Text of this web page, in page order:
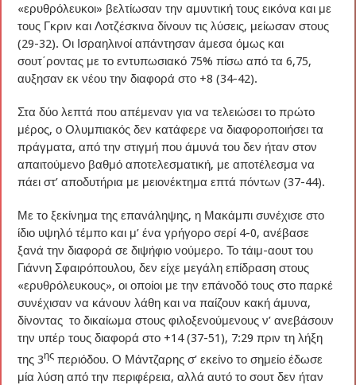
«ερυθρόλευκοι» βελτίωσαν την αμυντική τους εικόνα και με
τους Γκριν και Λοτζέσκινα δίνουν τις λύσεις, μείωσαν στους
(29-32). Οι Ισραηλινοί απάντησαν άμεσα όμως και
σουτ΄ροντας με το εντυπωσιακό 75% πίσω από τα 6,75,
αυξησαν εκ νέου την διαφορά στο +8 (34-42).
Στα δύο λεπτά που απέμεναν για να τελειώσει το πρώτο
μέρος, ο Ολυμπιακός δεν κατάφερε να διαφοροποιήσει τα
πράγματα, από την στιγμή που άμυνά του δεν ήταν στον
απαιτούμενο βαθμό αποτελεσματική, με αποτέλεσμα να
πάει στ’ αποδυτήρια με μειονέκτημα επτά πόντων (37-44).
Με το ξεκίνημα της επανάληψης, η Μακάμπι συνέχισε στο
ίδιο υψηλό τέμπο και μ’ ένα γρήγορο σερί 4-0, ανέβασε
ξανά την διαφορά σε διψήφιο νούμερο. Το τάιμ-αουτ του
Γιάννη Σφαιρόπουλου, δεν είχε μεγάλη επίδραση στους
«ερυθρόλευκους», οι οποίοι με την επάνοδό τους στο παρκέ
συνέχισαν να κάνουν λάθη και να παίζουν κακή άμυνα,
δίνοντας το δικαίωμα στους φιλοξενούμενους ν’ ανεβάσουν
την υπέρ τους διαφορά στο +14 (37-51), 7:29 πριν τη λήξη
της 3ης περιόδου. Ο Μάντζαρης σ’ εκείνο το σημείο έδωσε
μία λύση από την περιφέρεια, αλλά αυτό το σουτ δεν ήταν